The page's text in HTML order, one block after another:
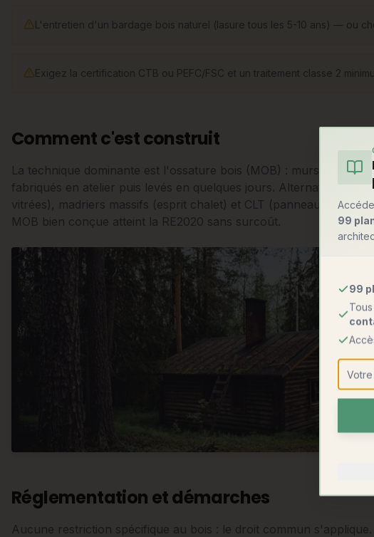
L'entretien d'un bardage bois naturel (lasure tous les 5-10 ans) — ou
Exigez la certification CTB ou PEFC/FSC et un traitement classe 2
Comment c'est construit
La technique dominante est l'ossature bois (MOB) : murs à
fabriqués en atelier puis levés en quelques jours. Alternatives :
vitrées), madriers massifs (esprit chalet) et CLT (panneaux
MOB bien conçue atteint la RE2020 sans surcoût.
Réglementation et démarches
Aucune restriction spécifique au bois : le droit commun
99
99